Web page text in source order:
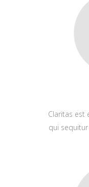
Claritas est
qui